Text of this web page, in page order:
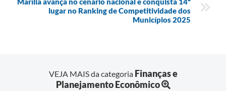
lugar no Ranking de Competitividade dos
Municípios 2025
VEJA MAIS da categoria Finanças e
Planejamento Econômico